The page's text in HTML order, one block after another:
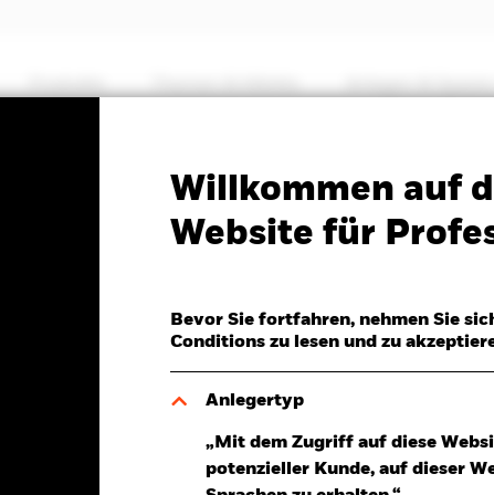
Willkommen auf
Website für
Bevor Sie fortfahren, nehmen Sie
Conditions zu lesen und zu
Anlegertyp
„Mit dem Zugriff auf diese
potenzieller Kunde, auf dieser
Horizon Equity Fund
0,19 (0,17%)